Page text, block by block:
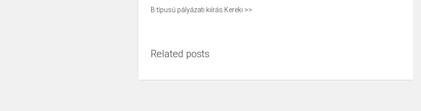
B típusú pályázati kiírás Kereki >>
Related posts